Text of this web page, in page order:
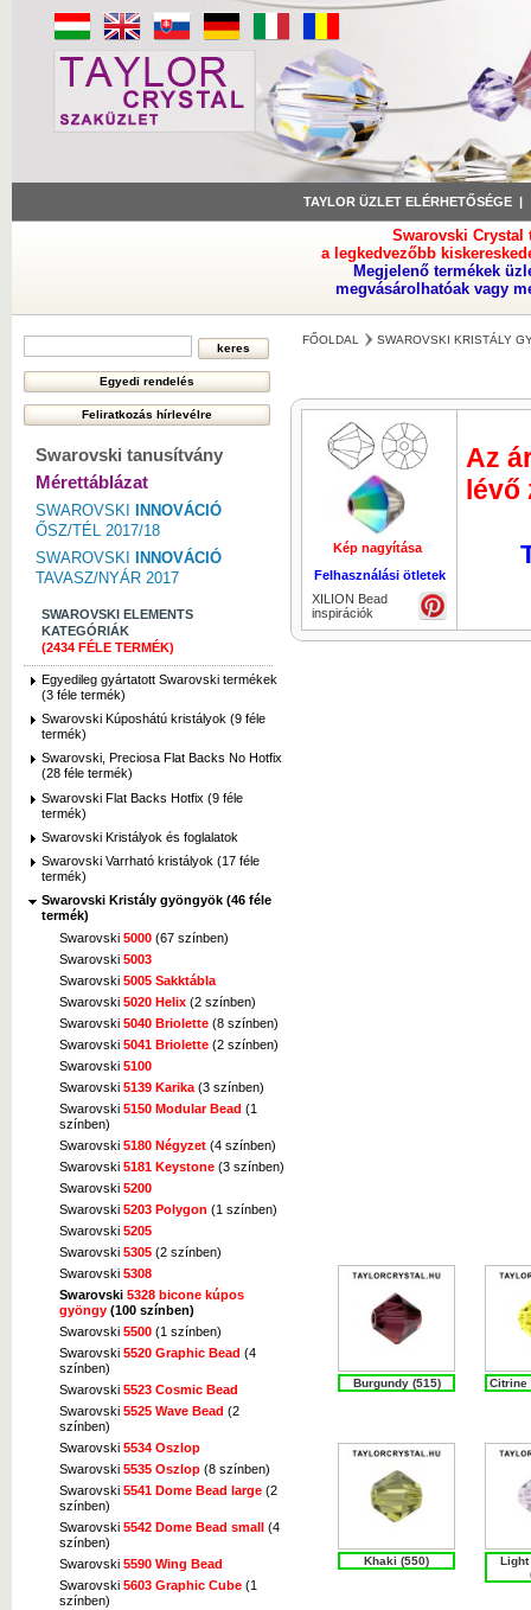
TAYLOR ÜZLET ELÉRHETŐSÉGE
Swarovski Crystal
a legkedvezőbb
Megjelenő termékek
megvásárolhatóak vagy
Swarovski tanusítvány
Mérettáblázat
SWAROVSKI
INNOVÁCIÓ
ŐSZ/TÉL 2017/18
SWAROVSKI
INNOVÁCIÓ
TAVASZ/NYÁR 2017
SWAROVSKI ELEMENTS
KATEGÓRIÁK
(2434 FÉLE TERMÉK)
Egyedileg gyártatott Swarovski termékek
(3 féle termék)
Swarovski Kúposhátú kristályok (9 féle
termék)
Swarovski, Preciosa Flat Backs No Hotfix
(28 féle termék)
Swarovski Flat Backs Hotfix (9 féle
termék)
Swarovski Kristályok és foglalatok
Swarovski Varrható kristályok (17 féle
termék)
Swarovski Kristály gyöngyök (46 féle
termék)
Swarovski 5000 (67 színben)
Swarovski 5003
Swarovski 5005 Sakktábla
Swarovski 5020 Helix (2 színben)
Swarovski 5040 Briolette (8 színben)
Swarovski 5041 Briolette (2 színben)
Swarovski 5100
Swarovski 5139 Karika (3 színben)
Swarovski 5150 Modular Bead (1
színben)
Swarovski 5180 Négyzet (4 színben)
Swarovski 5181 Keystone (3 színben)
Swarovski 5200
Swarovski 5203 Polygon (1 színben)
Swarovski 5205
Swarovski 5305 (2 színben)
Swarovski 5308
Swarovski 5328 bicone kúpos
gyöngy (100 színben)
Swarovski 5500 (1 színben)
Swarovski 5520 Graphic Bead (4
színben)
Swarovski 5523 Cosmic Bead
Swarovski 5525 Wave Bead (2
színben)
Swarovski 5534 Oszlop
Swarovski 5535 Oszlop (8 színben)
Swarovski 5541 Dome Bead large (2
színben)
Swarovski 5542 Dome Bead small (4
színben)
Swarovski 5590 Wing Bead
Swarovski 5603 Graphic Cube (1
színben)
FŐOLDAL SWAROVSKI KRISTÁLY
Kép nagyítása
Kép
Felhasználási ötletek
XILION Bead
inspirációk
Az
lévő
Burgundy (515) Citrine
Khaki (550)
Light